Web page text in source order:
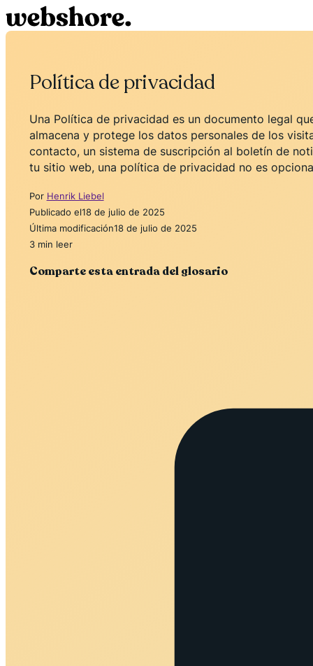
Política de privacidad
Una Política de privacidad es un documento legal
almacena y protege los datos personales de los
contacto, un sistema de suscripción al boletín de
tu sitio web, una política de privacidad no es
Por Henrik Liebel
Publicado el18 de julio de 2025
Última modificación18 de julio de 2025
3 min leer
Comparte esta entrada del glosario